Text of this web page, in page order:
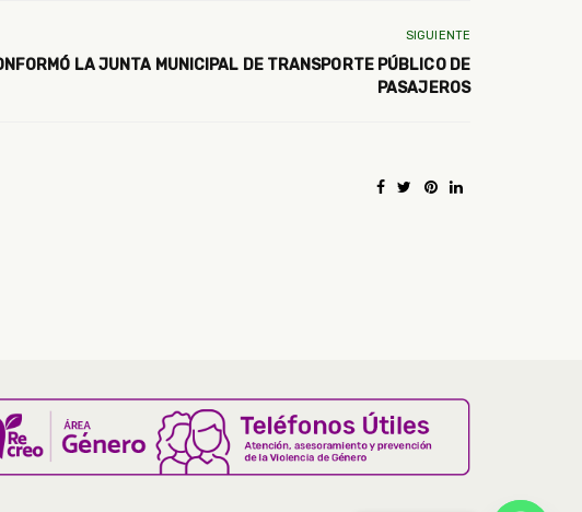
SIGUIENTE
LA JUNTA MUNICIPAL DE TRANSPORTE PÚBLICO DE
PASAJEROS